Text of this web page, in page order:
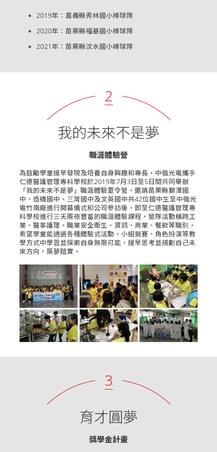
2019年：嘉義縣秀林國小棒球隊
2020年：苗栗縣福基國小棒球隊
2021年：苗栗縣汶水國小棒球隊
2
我的未來不是夢
職涯體驗營
為鼓勵學童提早發現及培養自身興趣和專長，中強光電攜手
仁德醫護管理專科學校於2019年7月3日至5日間共同舉辦
「我的未來不是夢」職涯體驗夏令營，邀請苗栗縣獅潭國
中、造橋國中、三灣國中及文英國中共42位國中生至中強光
電竹南廠進行開幕儀式和公司參訪後，即至仁德醫護管理專
科學校進行三天兩夜豐富的職涯體驗課程，營隊活動橫跨工
業、醫事護理、職業安全衛生、資訊、商業、餐飲等職別，
希望學童能透過各種體驗式活動、小組競賽、角色扮演等教
學方式中學習並探索自身無限可能，提早思考並規劃自己未
來方向，築夢踏實。
3
育才圓夢
獎學金計畫